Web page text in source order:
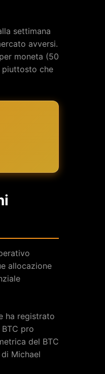
settimana
avversi.
moneta (50
piuttosto che
allocazione
ha registrato
pro
del BTC
Michael